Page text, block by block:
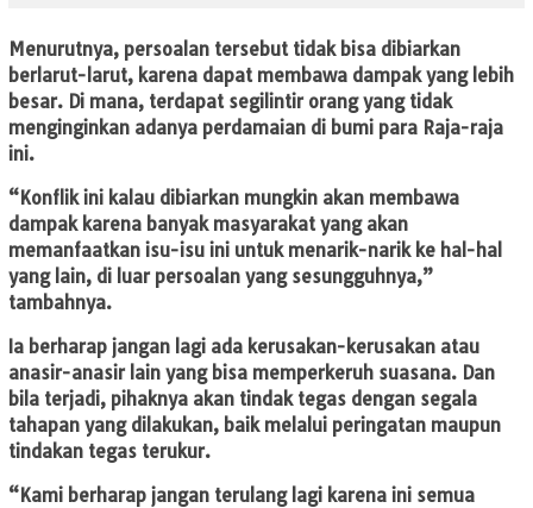
Menurutnya, persoalan tersebut tidak bisa dibiarkan
berlarut-larut, karena dapat membawa dampak yang lebih
besar. Di mana, terdapat segilintir orang yang tidak
menginginkan adanya perdamaian di bumi para Raja-raja
ini.
“Konflik ini kalau dibiarkan mungkin akan membawa
dampak karena banyak masyarakat yang akan
memanfaatkan isu-isu ini untuk menarik-narik ke hal-hal
yang lain, di luar persoalan yang sesungguhnya,”
tambahnya.
Ia berharap jangan lagi ada kerusakan-kerusakan atau
anasir-anasir lain yang bisa memperkeruh suasana. Dan
bila terjadi, pihaknya akan tindak tegas dengan segala
tahapan yang dilakukan, baik melalui peringatan maupun
tindakan tegas terukur.
“Kami berharap jangan terulang lagi karena ini semua